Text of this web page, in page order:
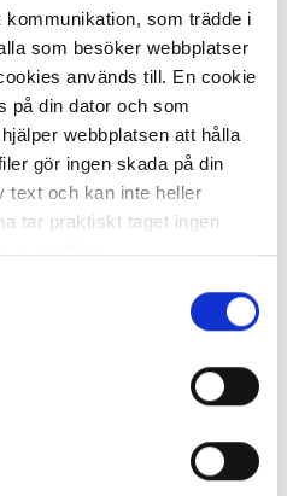
som trädde i
som besöker webbplatser
används till. En cookie
på din dator och som
webbplatsen att hålla
gör ingen skada på din
text och kan inte heller
tar praktiskt taget ingen
av cookies.
på din dator,
kunna mäta hur du
Detta enbart för att
tjänster och service.
som sparas på din
utan någon koppling till
KÖP
ca 1-2 dagar